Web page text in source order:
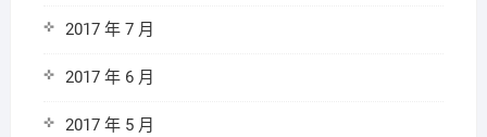
2017 年 7 月
2017 年 6 月
2017 年 5 月